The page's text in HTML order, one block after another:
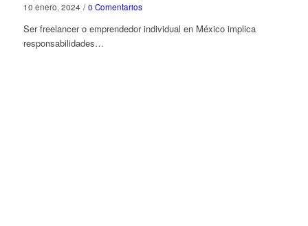
10 enero, 2024 / 0 Comentarios
Ser freelancer o emprendedor individual en México implica
responsabilidades…